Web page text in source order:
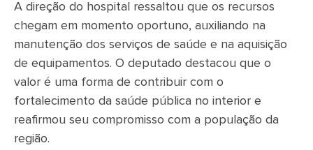
A direção do hospital ressaltou que os recursos
chegam em momento oportuno, auxiliando na
manutenção dos serviços de saúde e na aquisição
de equipamentos. O deputado destacou que o
valor é uma forma de contribuir com o
fortalecimento da saúde pública no interior e
reafirmou seu compromisso com a população da
região.